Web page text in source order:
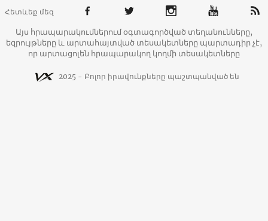
Հետևեք մեզ
Այս հրապարակումներում օգտագործված տեղանունները,
եզրույթները և արտահայտված տեսակետները պարտադիր չէ,
որ արտացոլեն հրապարակող կողմի տեսակետները
2025 - Բոլոր իրավունքները պաշտպանված են